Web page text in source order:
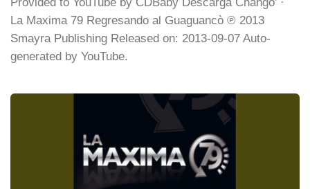
La Maxima 79 Regresando al Guaguancò ℗ 2013
Smayra Publishing Released on: 2013-09-07 Auto-
generated by YouTube.